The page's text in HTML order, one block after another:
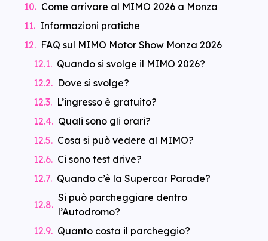
Come arrivare al MIMO 2026 a Monza
Informazioni pratiche
FAQ sul MIMO Motor Show Monza 2026
Quando si svolge il MIMO 2026?
Dove si svolge?
L’ingresso è gratuito?
Quali sono gli orari?
Cosa si può vedere al MIMO?
Ci sono test drive?
Quando c’è la Supercar Parade?
Si può parcheggiare dentro
l’Autodromo?
Quanto costa il parcheggio?